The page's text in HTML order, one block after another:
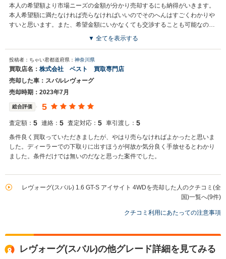
本人の希望額より市場ニーズの金額が分かり売却するにも納得がいきます。
本人希望額に満たなければ売らなければいいのでそのへんはすごくわかりや
すいと思います。また、希望金額にいかなくても交渉することも可能なので
▼ 全てを表示する
投稿者：ちゃい君都道府県： 神奈川県
買取店名： 株式会社 ベスト 買取専門店
売却した車：スバルレヴォーグ
売却時期：2023年7月
総合評価 5
査定額： 5 連絡： 5 査定対応： 5 車引渡し： 5
条件良く買取っていただきましたが、やはり売らなければよかったと思いま
した。ディーラーでの下取りに出すほうが何故か気分良く手放せるとわかり
ました。条件だけでは無いのだなと思った案件でした。
レヴォーグ(スバル) 1.6 GT-S アイサイト 4WDを売却した人のクチコミ(全
国)一覧へ(9件)
クチコミ利用にあたっての注意事項
レヴォーグ(スバル)の他グレード詳細を見てみる